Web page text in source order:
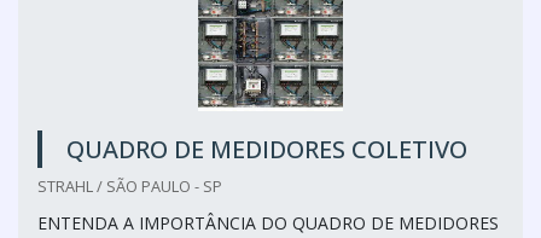
QUADRO DE MEDIDORES COLETIVO
STRAHL / SÃO PAULO - SP
ENTENDA A IMPORTÂNCIA DO QUADRO DE MEDIDORES